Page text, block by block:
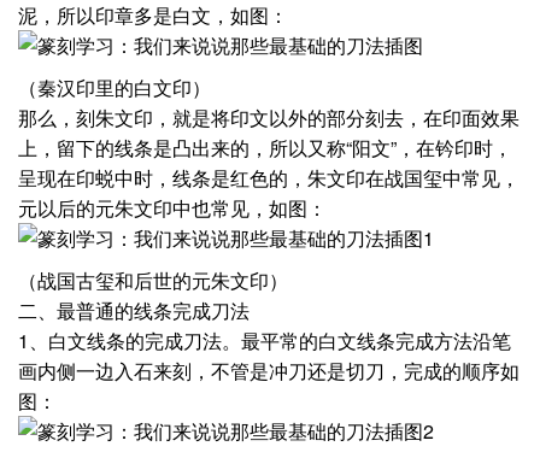
泥，所以印章多是白文，如图：
（秦汉印里的白文印）
那么，刻朱文印，就是将印文以外的部分刻去，在印面效果
上，留下的线条是凸出来的，所以又称“阳文”，在钤印时，
呈现在印蜕中时，线条是红色的，朱文印在战国玺中常见，
元以后的元朱文印中也常见，如图：
（战国古玺和后世的元朱文印）
二、最普通的线条完成刀法
1、白文线条的完成刀法。最平常的白文线条完成方法沿笔
画内侧一边入石来刻，不管是冲刀还是切刀，完成的顺序如
图：